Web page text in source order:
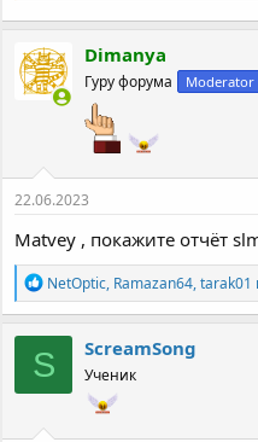
Dimanya
Гуру форума Moderator
22.06.2023
Matvey , покажите отчёт
Р
е
а
к
ц
и
и
NetOptic, Ramazan64,tarak01
S ScreamSong
Ученик